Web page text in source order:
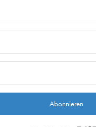
Abonnieren